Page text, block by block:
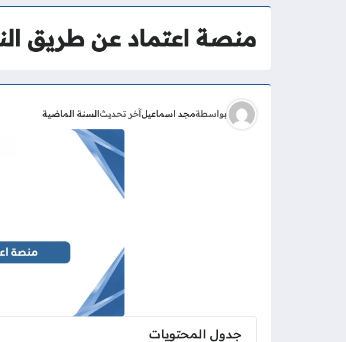
منصة اعتماد عن طريق
بواسطةمجد اسماعيل آخر تحديث السنة الماضية
جدول المحتويات